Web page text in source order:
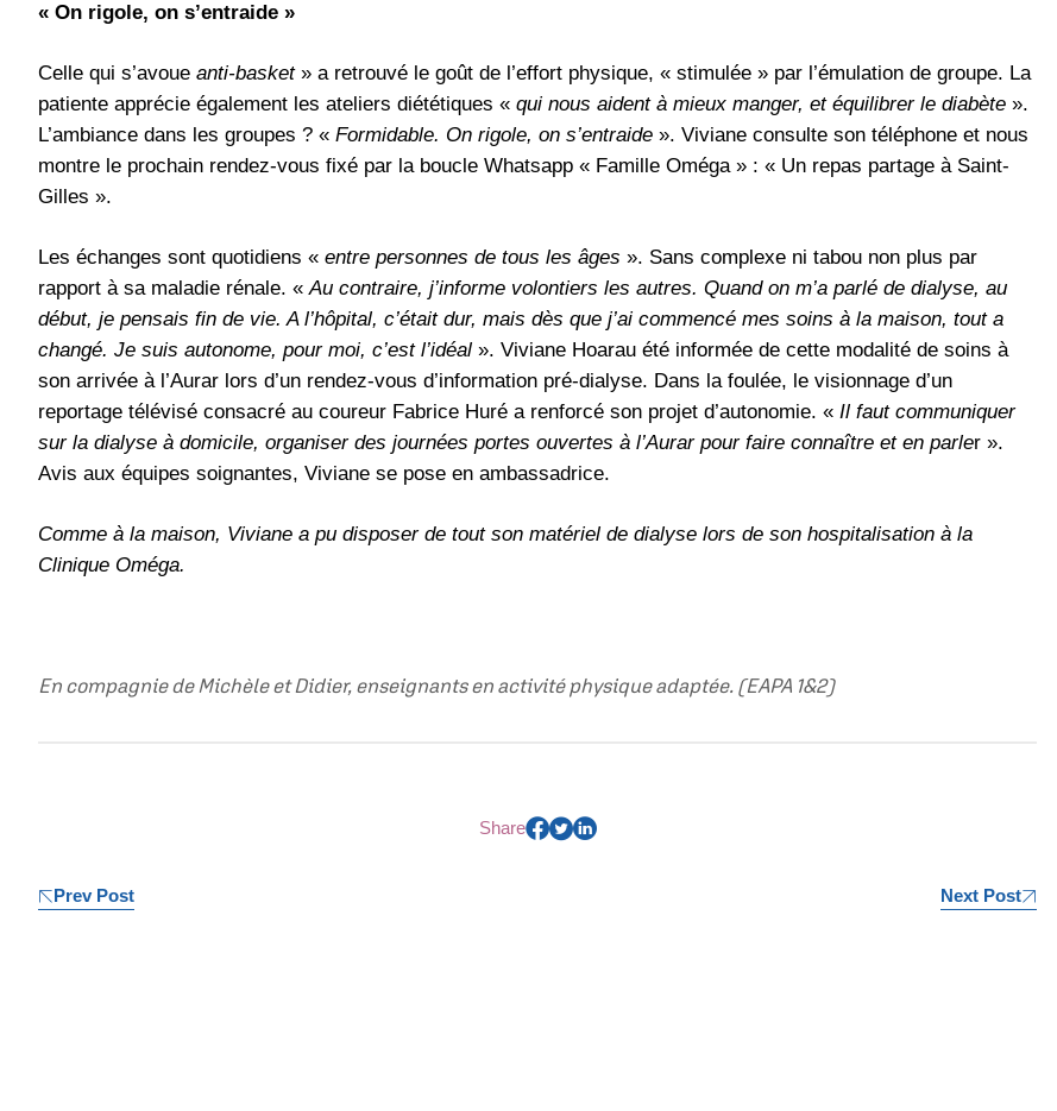
« On rigole, on s’entraide »
Celle qui s’avoue anti-basket» a retrouvé le goût de l’effort physique, « stimulée » par l’émulation de groupe. La
patiente apprécie également les ateliers diététiques « qui nous aident à mieux manger, et équilibrer le diabète ».
L’ambiance dans les groupes ? « Formidable. On rigole, on s’entraide ». Viviane consulte son téléphone et nous
montre le prochain rendez-vous fixé par la boucle Whatsapp « Famille Oméga » : « Un repas partage à Saint-
Gilles ».
Les échanges sont quotidiens « entre personnes de tous les âges ». Sans complexe ni tabou non plus par
rapport à sa maladie rénale. «Au contraire, j’informe volontiers les autres. Quand on m’a parlé de dialyse, au
début, je pensais fin de vie. A l’hôpital, c’était dur, mais dès que j’ai commencé mes soins à la maison, tout a
changé. Je suis autonome, pour moi, c’est l’idéal ». Viviane Hoarau été informée de cette modalité de soins à
son arrivée à l’Aurar lors d’un rendez-vous d’information pré-dialyse. Dans la foulée, le visionnage d’un
reportage télévisé consacré au coureur Fabrice Huré a renforcé son projet d’autonomie. « Il faut communiquer
sur la dialyse à domicile, organiser des journées portes ouvertes à l’Aurar pour faire connaître et en parler ».
Avis aux équipes soignantes, Viviane se pose en ambassadrice.
Comme à la maison, Viviane a pu disposer de tout son matériel de dialyse lors de son hospitalisation à la
Clinique Oméga.
En compagnie de Michèle et Didier, enseignants en activité physique adaptée. (EAPA 1&2)
Share
Prev Post Next Post